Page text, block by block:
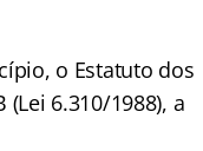
o Estatuto dos
6.310/1988), a